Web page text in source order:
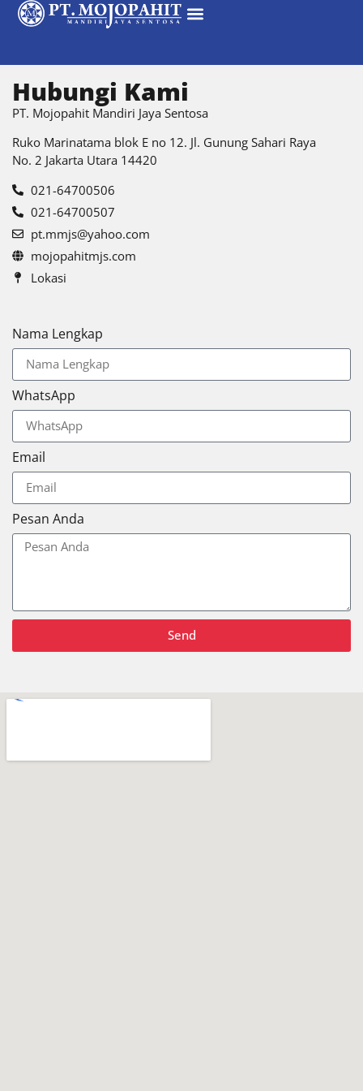
Hubungi Kami
PT. Mojopahit Mandiri Jaya Sentosa
Ruko Marinatama blok E no 12. Jl. Gunung Sahari Raya
No. 2 Jakarta Utara 14420
021-64700506
021-64700507
pt.mmjs@yahoo.com
mojopahitmjs.com
Lokasi
Nama Lengkap
WhatsApp
Email
Pesan Anda
Send